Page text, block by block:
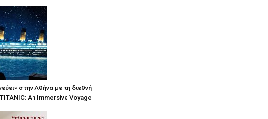
στην Αθήνα με τη διεθνή
An Immersive Voyage